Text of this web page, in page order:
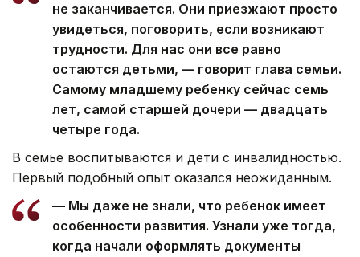
не заканчивается. Они приезжают просто
увидеться, поговорить, если возникают
трудности. Для нас они все равно
остаются детьми, — говорит глава семьи.
Самому младшему ребенку сейчас семь
лет, самой старшей дочери — двадцать
четыре года.
В семье воспитываются и дети с инвалидностью.
Первый подобный опыт оказался неожиданным.
— Мы даже не знали, что ребенок имеет
особенности развития. Узнали уже тогда,
когда начали оформлять документы